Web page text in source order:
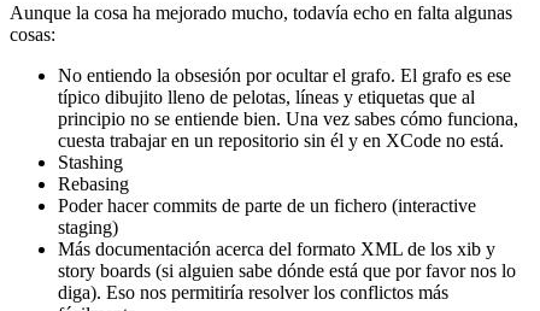
Aunque la cosa ha mejorado mucho, todavía echo en falta algunas
cosas:
No entiendo la obsesión por ocultar el grafo. El grafo es ese
típico dibujito lleno de pelotas, líneas y etiquetas que al
principio no se entiende bien. Una vez sabes cómo funciona,
cuesta trabajar en un repositorio sin él y en XCode no está.
Stashing
Rebasing
Poder hacer commits de parte de un fichero (interactive
staging)
Más documentación acerca del formato XML de los xib y
story boards (si alguien sabe dónde está que por favor nos lo
diga). Eso nos permitiría resolver los conflictos más